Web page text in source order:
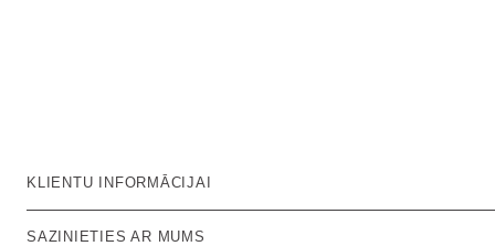
KLIENTU INFORMĀCIJAI
SAZINIETIES AR MUMS